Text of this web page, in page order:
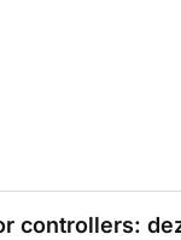
controllers: